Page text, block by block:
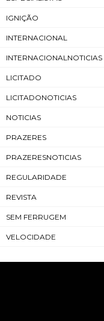
IGNIÇÃO
INTERNACIONAL
INTERNACIONALNOTICIAS
LICITADO
LICITADONOTICIAS
NOTICIAS
PRAZERES
PRAZERESNOTICIAS
REGULARIDADE
REVISTA
SEM FERRUGEM
VELOCIDADE